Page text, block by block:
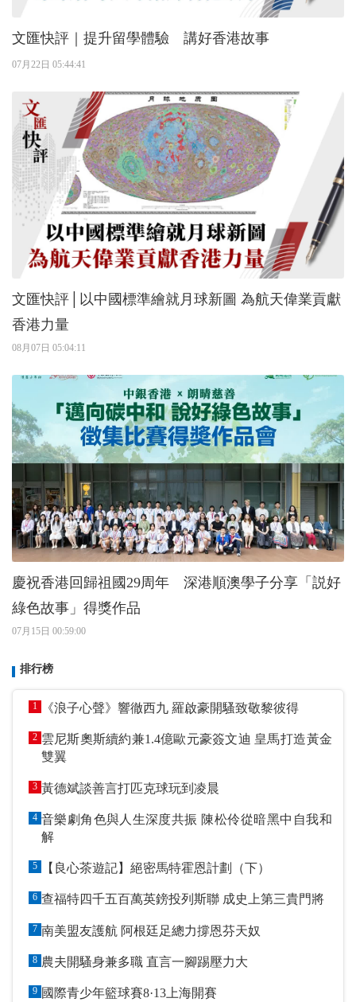
文匯快評｜提升留學體驗 講好香港故事
07月22日 05:44:41
文匯快評│以中國標準繪就月球新圖 為航天偉業貢獻
香港力量
08月07日 05:04:11
慶祝香港回歸祖國29周年 深港順澳學子分享「説好
綠色故事」得獎作品
07月15日 00:59:00
排行榜
1 《浪子心聲》響徹西九 羅啟豪開騷致敬黎彼得
2 雲尼斯奧斯續約兼1.4億歐元豪簽文迪 皇馬打造黃金
雙翼
3 黃德斌談善言打匹克球玩到凌晨
4 音樂劇角色與人生深度共振 陳松伶從暗黑中自我和
解
5 【良心茶遊記】絕密馬特霍恩計劃（下）
6 查福特四千五百萬英鎊投列斯聯 成史上第三貴門將
7 南美盟友護航 阿根廷足總力撐恩芬天奴
8 農夫開騷身兼多職 直言一腳踢壓力大
9 國際青少年籃球賽8·13上海開賽